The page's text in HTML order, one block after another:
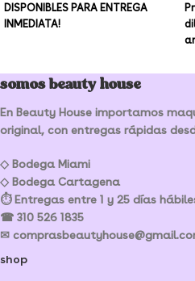
DISPONIBLES PARA ENTREGA
INMEDIATA!
somos beauty house
En Beauty House importamos
original, con entregas rápidas
◇ Bodega Miami
◇ Bodega Cartagena
⏱ Entregas entre 1 y 25 días
☎ 310 526 1835
✉
shop